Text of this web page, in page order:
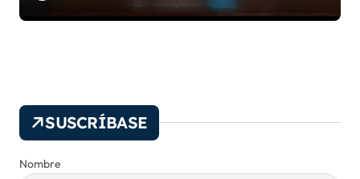
SUSCRÍBASE
Nombre